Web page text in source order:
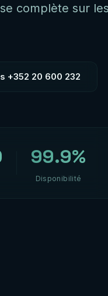
complète sur
+352 20 600 232
99.9%
Disponibilité